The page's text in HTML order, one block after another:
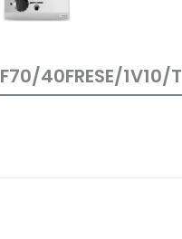
F70/40FRESE/1V10/T